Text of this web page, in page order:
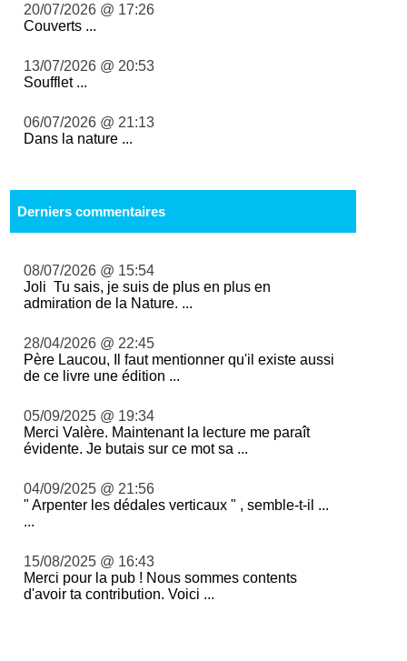
20/07/2026 @ 17:26
Couverts ...
13/07/2026 @ 20:53
Soufflet ...
06/07/2026 @ 21:13
Dans la nature ...
Derniers commentaires
08/07/2026 @ 15:54
Joli Tu sais, je suis de plus en plus en
admiration de la Nature. ...
28/04/2026 @ 22:45
Père Laucou, Il faut mentionner qu'il existe aussi
de ce livre une édition ...
05/09/2025 @ 19:34
Merci Valère. Maintenant la lecture me paraît
évidente. Je butais sur ce mot sa ...
04/09/2025 @ 21:56
" Arpenter les dédales verticaux " , semble-t-il ...
...
15/08/2025 @ 16:43
Merci pour la pub ! Nous sommes contents
d'avoir ta contribution. Voici ...